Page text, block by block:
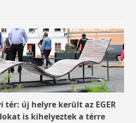
tér: új helyre került az EGER
is kihelyeztek a térre